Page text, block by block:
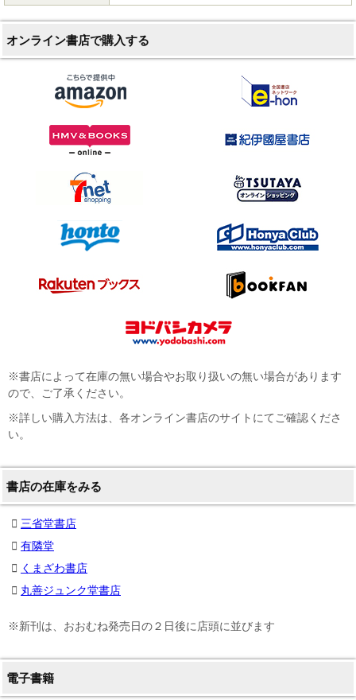
オンライン書店で購入する
※書店によって在庫の無い場合やお取り扱いの無い場合があります
ので、ご了承ください。
※詳しい購入方法は、各オンライン書店のサイトにてご確認くださ
い。
書店の在庫をみる
三省堂書店
有隣堂
くまざわ書店
丸善ジュンク堂書店
※新刊は、おおむね発売日の２日後に店頭に並びます
電子書籍